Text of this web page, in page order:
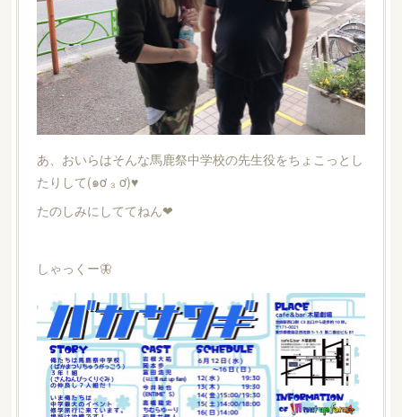
あ、おいらはそんな馬鹿祭中学校の先生役をちょこっとし
たりして(๑ơ ₃ ơ)♥
たのしみにしててねん❤
しゃっくー🦋